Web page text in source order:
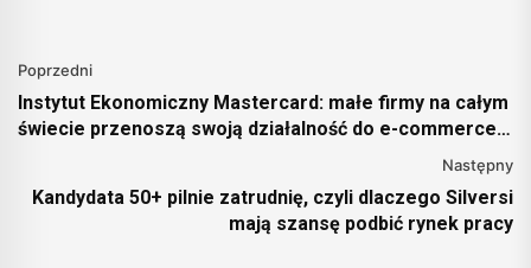
Poprzedni
Instytut Ekonomiczny Mastercard: małe firmy na całym
świecie przenoszą swoją działalność do e-commerce
trzy razy szybciej niż przed pandemią [RAPORT]Następny
Kandydata 50+ pilnie zatrudnię, czyli dlaczego Silversi
mają szansę podbić rynek pracy